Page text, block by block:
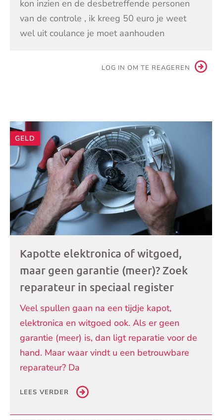
kon inzien en de desbetreffende personen
van de controle , ik kreeg 50 euro je weet
wel uit coulance je moet aanhouden
LOG IN OM TE REAGEREN
Andere
artikelen
GELD
Kapotte elektronica of witgoed,
maar geen garantie (meer)? Zoek
reparateur in speciaal register
Veel spullen gaan na een tijdje kapot,
elektronica en witgoed ook. Als er geen
garantie (meer) is, dan ligt reparatie voor de
hand. Maar waar vindt u een betrouwbare
reparateur? Da
LEES VERDER